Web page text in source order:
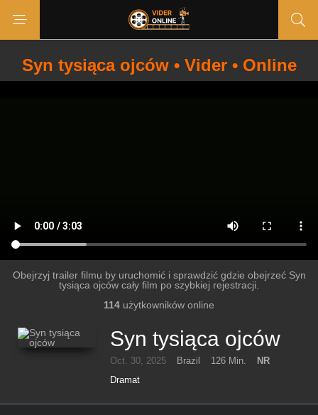
Syn tysiąca ojców • Vider • Online
Obejrzyj trailer filmu by uruchomić i sprawdzić gdzie obejrzeć Syn
tysiąca ojców cały film po szybkiej rejestracji.
114 użytkowników online
Syn tysiąca ojców
Oct. 30, 2025 Brazil 126 Min.
NR
Dramat